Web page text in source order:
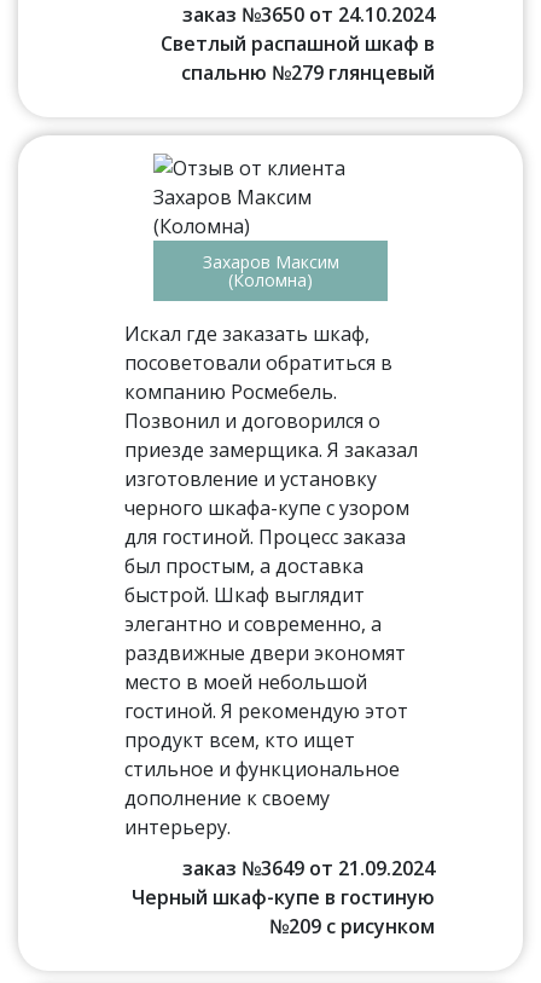
заказ №3650 от 24.10.2024
Светлый распашной шкаф в
спальню №279 глянцевый
Захаров Максим
(Коломна)
Искал где заказать шкаф,
посоветовали обратиться в
компанию Росмебель.
Позвонил и договорился о
приезде замерщика. Я заказал
изготовление и установку
черного шкафа-купе с узором
для гостиной. Процесс заказа
был простым, а доставка
быстрой. Шкаф выглядит
элегантно и современно, а
раздвижные двери экономят
место в моей небольшой
гостиной. Я рекомендую этот
продукт всем, кто ищет
стильное и функциональное
дополнение к своему
интерьеру.
заказ №3649 от 21.09.2024
Черный шкаф-купе в гостиную
№209 с рисунком